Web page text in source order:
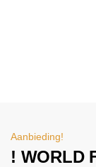
Aanbieding!
! WORLD